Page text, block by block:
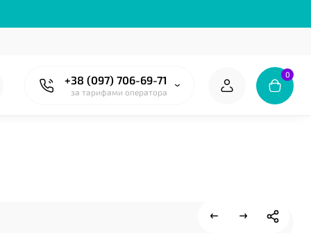
+38 (097) 706-69-71
за тарифами оператора
0